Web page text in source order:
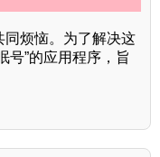
同烦恼。为了解决这
号”的应用程序，旨